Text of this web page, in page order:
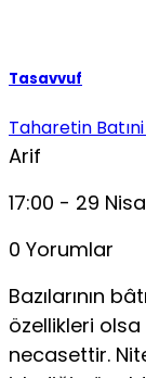
Tasavvuf
Taharetin
Arif
17:00 - 29
0 Yorumlar
Bazılarının
özellikleri
necasettir.